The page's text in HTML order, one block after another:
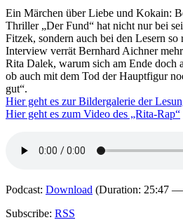
Ein Märchen über Liebe und Kokain:
Thriller „Der Fund“ hat nicht nur bei
Fitzek, sondern auch bei den Lesern
Interview verrät Bernhard Aichner
Rita Dalek, warum sich am Ende doch
ob auch mit dem Tod der Hauptfigur
gut“.
Hier geht es zur Bildergalerie der
Hier geht es zum Video des „Rita-Rap“
Podcast: Download (Duration: 25:47
Subscribe: RSS